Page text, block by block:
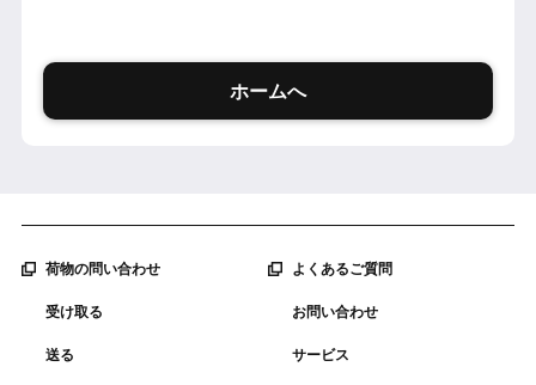
ホームへ
荷物の問い合わせ よくあるご質問
受け取る お問い合わせ
送る サービス